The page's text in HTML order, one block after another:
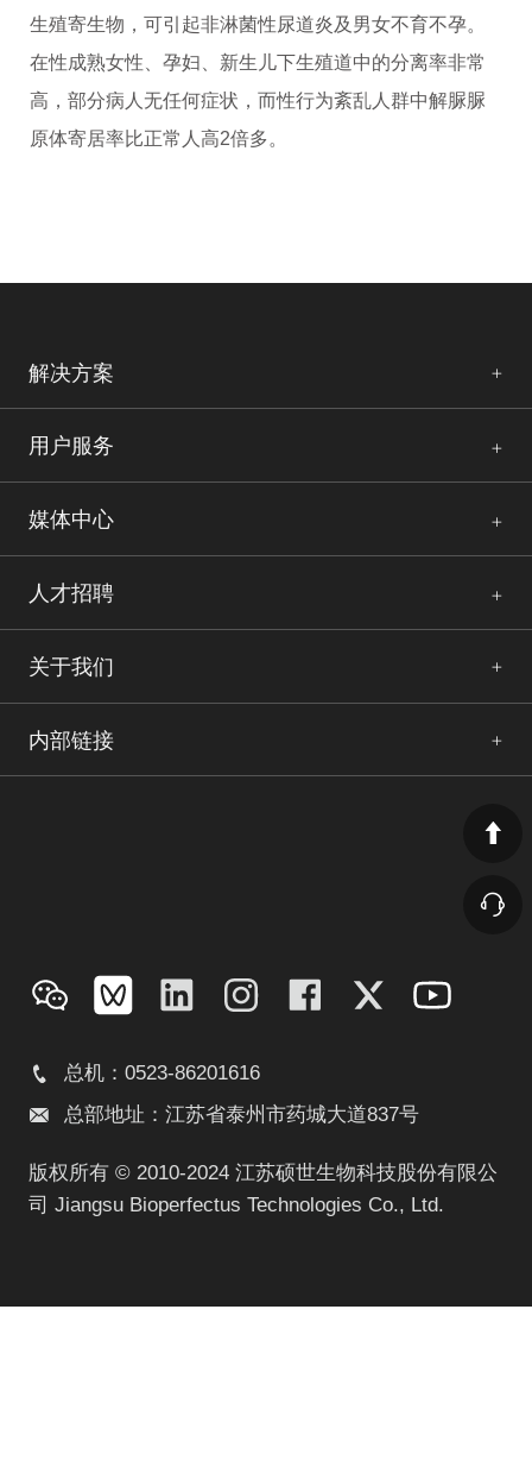
生殖寄生物，可引起非淋菌性尿道炎及男女不育不孕。
在性成熟女性、孕妇、新生儿下生殖道中的分离率非常
高，部分病人无任何症状，而性行为紊乱人群中解脲脲
原体寄居率比正常人高2倍多。
解决方案
用户服务
媒体中心
人才招聘
关于我们
内部链接
总机：0523-86201616
总部地址：江苏省泰州市药城大道837号
版权所有 © 2010-2024 江苏硕世生物科技股份有限公
司 Jiangsu Bioperfectus Technologies Co., Ltd.